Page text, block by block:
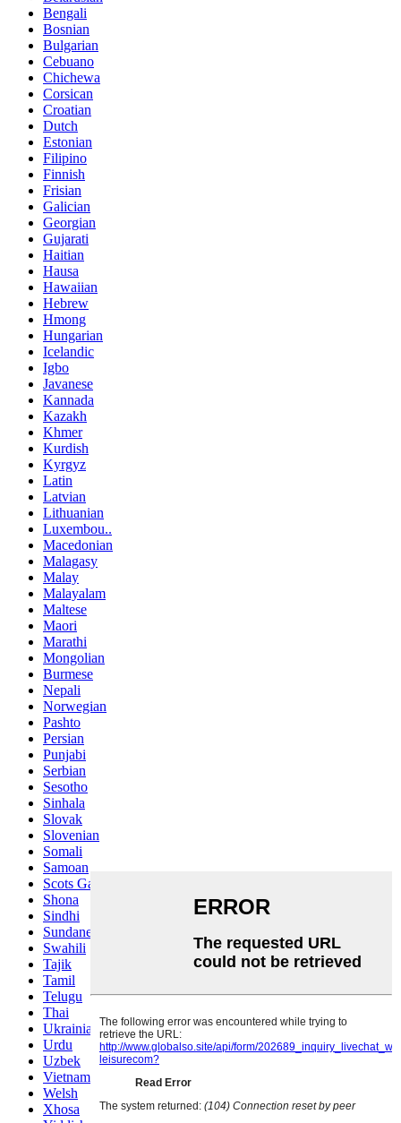
Bengali
Bosnian
Bulgarian
Cebuano
Chichewa
Corsican
Croatian
Dutch
Estonian
Filipino
Finnish
Frisian
Galician
Georgian
Gujarati
Haitian
Hausa
Hawaiian
Hebrew
Hmong
Hungarian
Icelandic
Igbo
Javanese
Kannada
Kazakh
Khmer
Kurdish
Kyrgyz
Latin
Latvian
Lithuanian
Luxembou..
Macedonian
Malagasy
Malay
Malayalam
Maltese
Maori
Marathi
Mongolian
Burmese
Nepali
Norwegian
Pashto
Persian
Punjabi
Serbian
Sesotho
Sinhala
Slovak
Slovenian
Somali
Samoan
Scots Gaelic
Shona
Sindhi
Sundanese
Swahili
Tajik
Tamil
Telugu
Thai
Ukrainian
Urdu
Uzbek
Vietnamese
Welsh
Xhosa